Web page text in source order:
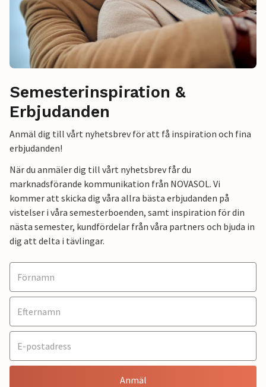
Semesterinspiration &
Erbjudanden
Anmäl dig till vårt nyhetsbrev för att få inspiration och fina
erbjudanden!
När du anmäler dig till vårt nyhetsbrev får du
marknadsförande kommunikation från NOVASOL. Vi
kommer att skicka dig våra allra bästa erbjudanden på
vistelser i våra semesterboenden, samt inspiration för din
nästa semester, kundfördelar från våra partners och bjuda in
dig att delta i tävlingar.
Anmäl